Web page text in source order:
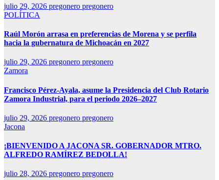
julio 29, 2026 pregonero pregonero
POLÍTICA
Raúl Morón arrasa en preferencias de Morena y se perfila
hacia la gubernatura de Michoacán en 2027
julio 29, 2026 pregonero pregonero
Zamora
Francisco Pérez-Ayala, asume la Presidencia del Club Rotario
Zamora Industrial, para el periodo 2026–2027
julio 29, 2026 pregonero pregonero
Jacona
¡BIENVENIDO A JACONA SR. GOBERNADOR MTRO.
ALFREDO RAMÍREZ BEDOLLA!
julio 28, 2026 pregonero pregonero